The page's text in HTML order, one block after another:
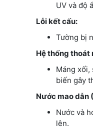
UV và độ
Lỗi kết cấu:
Tường bị
Hệ thống
Máng xối,
biến gây
Nước mao dẫn
Nước và
lên.